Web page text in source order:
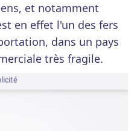
et notamment
en effet l'un des fers
dans un pays
très fragile.